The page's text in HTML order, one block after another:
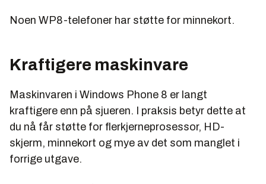
Noen WP8-telefoner har støtte for minnekort.
Kraftigere maskinvare
Maskinvaren i Windows Phone 8 er langt
kraftigere enn på sjueren. I praksis betyr dette at
du nå får støtte for flerkjerneprosessor, HD-
skjerm, minnekort og mye av det som manglet i
forrige utgave.